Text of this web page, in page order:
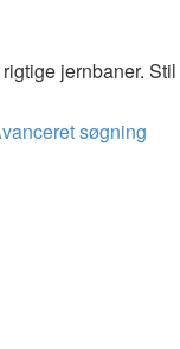
jernbaner.
søgning